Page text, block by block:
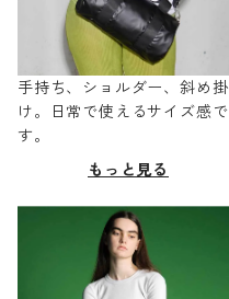
手持ち、ショルダー、斜め掛
け。日常で使えるサイズ感で
す。
もっと見る